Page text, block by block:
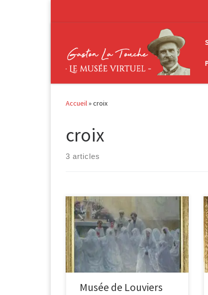
Accueil»croix
croix
3 articles
Premières communiantes huile sur
toile, 1889, 135 x 120 cm Tableau
faisant partie d’une série sur la
religion, qui amène […]
Musée de Louviers